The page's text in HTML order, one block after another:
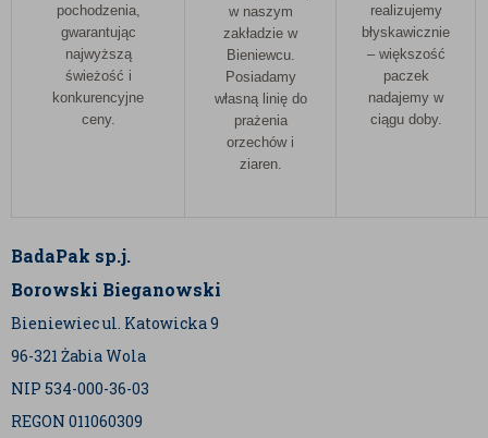
pochodzenia,
gwarantując
najwyższą
świeżość i
konkurencyjne
ceny.
w naszym
zakładzie w
Bieniewcu.
Posiadamy
własną linię do
prażenia
orzechów i
ziaren.
realizujemy
błyskawicznie
– większość
paczek
nadajemy w
ciągu doby.
BadaPak sp.j.
Borowski Bieganowski
Bieniewiec ul. Katowicka 9
96-321 Żabia Wola
NIP 534-000-36-03
REGON 011060309